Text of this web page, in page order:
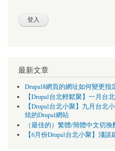
最新文章
Drupal8網頁的網址如何變更指
【Drupal台北輕鬆聚】一月台
【Drupal台北小聚】九月台北
炫的Drupal網站
（最佳的）繁體/簡體中文切換
【6月份Drupal台北小聚】淺